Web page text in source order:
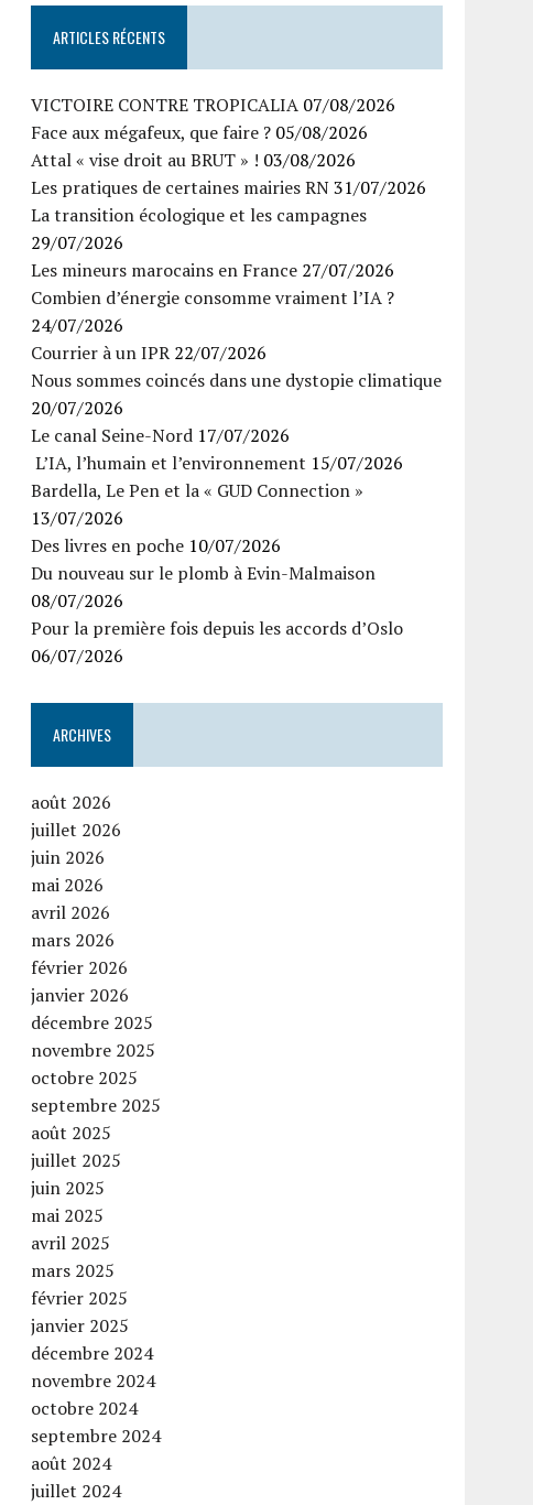
ARTICLES RÉCENTS
VICTOIRE CONTRE TROPICALIA 07/08/2026
Face aux mégafeux, que faire ? 05/08/2026
Attal « vise droit au BRUT » ! 03/08/2026
Les pratiques de certaines mairies RN31/07/2026
La transition écologique et les campagnes
29/07/2026
Les mineurs marocains en France 27/07/2026
Combien d’énergie consomme vraiment l’IA ?
24/07/2026
Courrier à un IPR 22/07/2026
Nous sommes coincés dans une dystopie climatique
20/07/2026
Le canal Seine-Nord 17/07/2026
L’IA, l’humain et l’environnement 15/07/2026
Bardella, Le Pen et la « GUD Connection »
13/07/2026
Des livres en poche 10/07/2026
Du nouveau sur le plomb à Evin-Malmaison
08/07/2026
Pour la première fois depuis les accords d’Oslo
06/07/2026
ARCHIVES
août 2026
juillet 2026
juin 2026
mai 2026
avril 2026
mars 2026
février 2026
janvier 2026
décembre 2025
novembre 2025
octobre 2025
septembre 2025
août 2025
juillet 2025
juin 2025
mai 2025
avril 2025
mars 2025
février 2025
janvier 2025
décembre 2024
novembre 2024
octobre 2024
septembre 2024
août 2024
juillet 2024